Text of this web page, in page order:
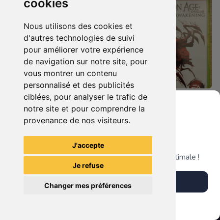
cookies
Nous utilisons des cookies et
d'autres technologies de suivi
pour améliorer votre expérience
de navigation sur notre site, pour
vous montrer un contenu
personnalisé et des publicités
ciblées, pour analyser le trafic de
notre site et pour comprendre la
provenance de nos visiteurs.
J'accepte
Je refuse
Changer mes préférences
8.90 € 0
Dragon Age Origins Xbox 360
14.90 €
TheGamingR83
Grenier du Geek
Télécharge notre app pour une expérience optimale !
Télécharger l'app